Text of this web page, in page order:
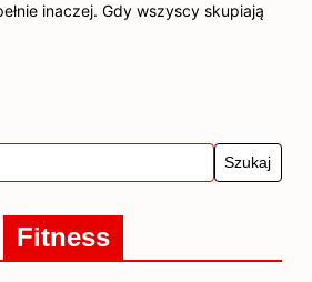
inaczej. Gdy wszyscy skupiają
Fitness